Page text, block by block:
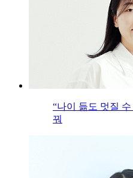
“나이 듦도 멋질
꿔